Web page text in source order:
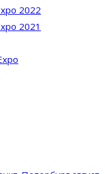
2022
2021